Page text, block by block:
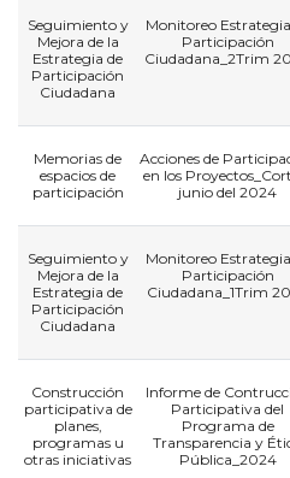
Seguimiento y
Mejora de la
Estrategia de
Participación
Ciudadana
Monitoreo
Participación
Ciudadana_2Trim
Memorias de
espacios de
participación
Acciones de
en los
junio del 2024
Seguimiento y
Mejora de la
Estrategia de
Participación
Ciudadana
Monitoreo
Participación
Ciudadana_1Trim
Construcción
participativa de
planes,
programas u
otras iniciativas
Informe de
Participativa del
Programa de
Transparencia y
Pública_2024